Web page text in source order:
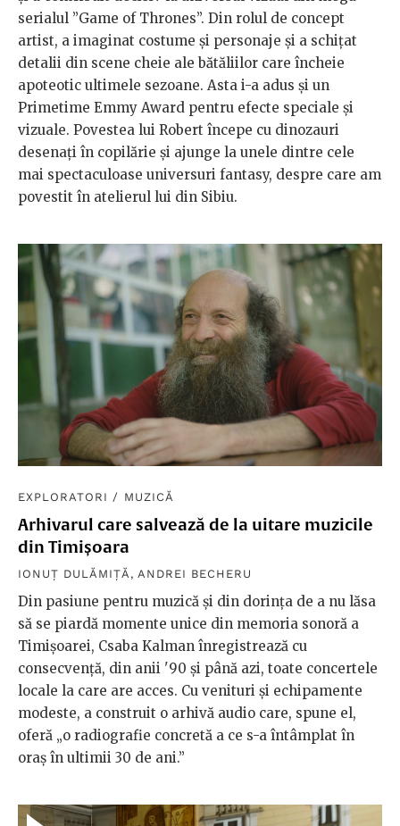
serialul ”Game of Thrones”. Din rolul de concept
artist, a imaginat costume și personaje și a schițat
detalii din scene cheie ale bătăliilor care încheie
apoteotic ultimele sezoane. Asta i-a adus și un
Primetime Emmy Award pentru efecte speciale și
vizuale. Povestea lui Robert începe cu dinozauri
desenați în copilărie și ajunge la unele dintre cele
mai spectaculoase universuri fantasy, despre care am
povestit în atelierul lui din Sibiu.
EXPLORATORI / MUZICĂ
Arhivarul care salvează de la uitare muzicile
din Timișoara
IONUȚ DULĂMIȚĂ , ANDREI BECHERU
Din pasiune pentru muzică și din dorința de a nu lăsa
să se piardă momente unice din memoria sonoră a
Timișoarei, Csaba Kalman înregistrează cu
consecvență, din anii '90 și până azi, toate concertele
locale la care are acces. Cu venituri și echipamente
modeste, a construit o arhivă audio care, spune el,
oferă „o radiografie concretă a ce s-a întâmplat în
oraș în ultimii 30 de ani.”